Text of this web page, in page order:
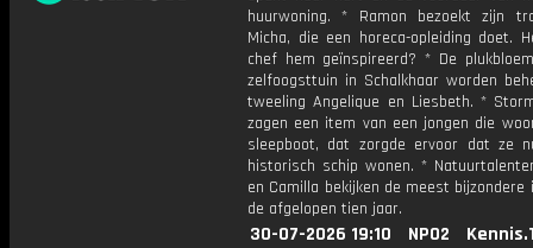
huurwoning. * Ramon bezoekt zijn
Micha, die een horeca-opleiding doet.
chef hem geïnspireerd? * De
zelfoogsttuin in Schalkhaar worden
tweeling Angelique en Liesbeth. *
zagen een item van een jongen die
sleepboot, dat zorgde ervoor dat ze
historisch schip wonen. *
en Camilla bekijken de meest bijzondere
de afgelopen tien jaar.
30-07-2026 19:10 NPO2